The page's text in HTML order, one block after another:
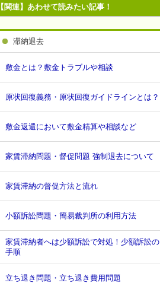
【関連】あわせて読みたい記事！
滞納退去
敷金とは？敷金トラブルや相談
原状回復義務・原状回復ガイドラインとは？
敷金返還において敷金精算や相談など
家賃滞納問題・督促問題 強制退去について
家賃滞納の督促方法と流れ
小額訴訟問題・簡易裁判所の利用方法
家賃滞納者へは少額訴訟で対処！少額訴訟の
手順
立ち退き問題・立ち退き費用問題